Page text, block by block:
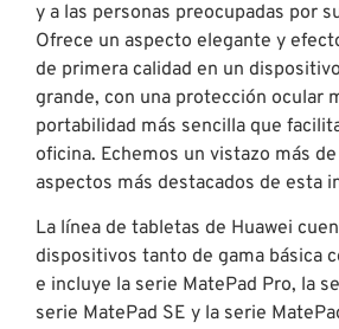
y a las personas preocupadas por
Ofrece un aspecto elegante y
de primera calidad en un
grande, con una protección ocular
portabilidad más sencilla que
oficina. Echemos un vistazo más
aspectos más destacados de esta
La línea de tabletas de Huawei
dispositivos tanto de gama básica
e incluye la serie MatePad Pro, la
serie MatePad SE y la serie